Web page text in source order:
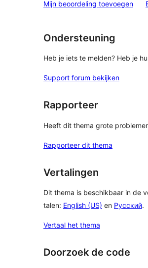
Mijn beoordeling toevoegen
Ondersteuning
Heb je iets te melden? Heb je
Support forum bekijken
Rapporteer
Heeft dit thema grote
Rapporteer dit thema
Vertalingen
Dit thema is beschikbaar in de
talen: English (US) en Русский.
Vertaal het thema
Doorzoek de code